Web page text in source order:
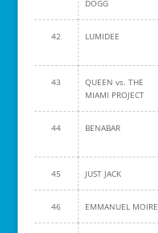
DOGG
42 LUMIDEE
43
QUEEN vs. THE
MIAMI PROJECT
44 BENABAR
45 JUST JACK
46 EMMANUEL MOIRE